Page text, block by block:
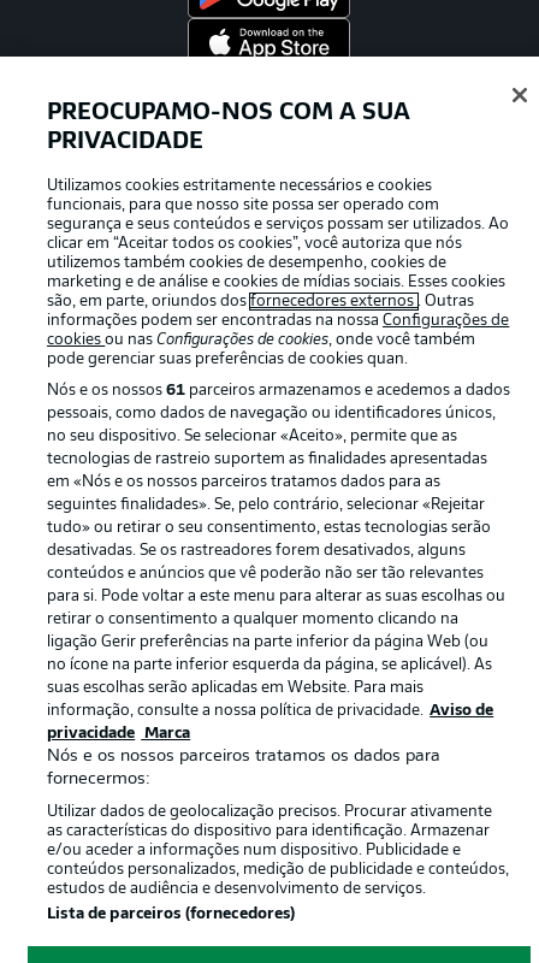
Gerir preferências Aviso de privacidade
Termos de uso Trabalhe conosco
Marca Contato
Jogadores
© 2026 Bundesliga-Gruppe GmbH
Escolha seu idioma
Português
PREOCUPAMO-NOS COM A SUA
PRIVACIDADE
Utilizamos cookies estritamente necessários e cookies
funcionais, para que nosso site possa ser operado com
segurança e seus conteúdos e serviços possam ser utilizados. Ao
clicar em “Aceitar todos os cookies”, você autoriza que nós
utilizemos também cookies de desempenho, cookies de
marketing e de análise e cookies de mídias sociais. Esses cookies
são, em parte, oriundos dosfornecedores externos . Outras
informações podem ser encontradas na nossaConfigurações de
cookiesou nasConfigurações de cookies, onde você também
pode gerenciar suas preferências de cookies quan.
Nós e os nossos61 parceiros armazenamos e acedemos a dados
pessoais, como dados de navegação ou identificadores únicos,
no seu dispositivo. Se selecionar «Aceito», permite que as
tecnologias de rastreio suportem as finalidades apresentadas
em «Nós e os nossos parceiros tratamos dados para as
seguintes finalidades». Se, pelo contrário, selecionar «Rejeitar
tudo» ou retirar o seu consentimento, estas tecnologias serão
desativadas. Se os rastreadores forem desativados, alguns
conteúdos e anúncios que vê poderão não ser tão relevantes
para si. Pode voltar a este menu para alterar as suas escolhas ou
retirar o consentimento a qualquer momento clicando na
ligação Gerir preferências na parte inferior da página Web (ou
no ícone na parte inferior esquerda da página, se aplicável). As
suas escolhas serão aplicadas em Website. Para mais
informação, consulte a nossa política de privacidade. Aviso de
privacidade
Marca
Nós e os nossos parceiros tratamos os dados para
fornecermos:
Utilizar dados de geolocalização precisos. Procurar ativamente
as características do dispositivo para identificação. Armazenar
e/ou aceder a informações num dispositivo. Publicidade e
conteúdos personalizados, medição de publicidade e conteúdos,
estudos de audiência e desenvolvimento de serviços.
Lista de parceiros (fornecedores)